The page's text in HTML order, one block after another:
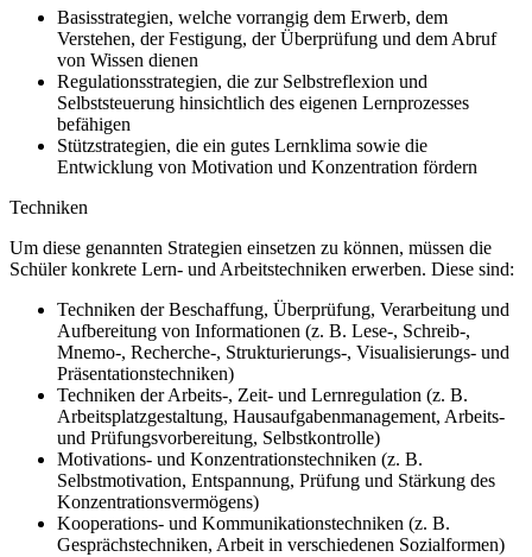
Basisstrategien, welche vorrangig dem Erwerb, dem
Verstehen, der Festigung, der Überprüfung und dem Abruf
von Wissen dienen
Regulationsstrategien, die zur Selbstreflexion und
Selbststeuerung hinsichtlich des eigenen Lernprozesses
befähigen
Stützstrategien, die ein gutes Lernklima sowie die
Entwicklung von Motivation und Konzentration fördern
Techniken
Um diese genannten Strategien einsetzen zu können, müssen die
Schüler konkrete Lern- und Arbeitstechniken erwerben. Diese sind:
Techniken der Beschaffung, Überprüfung, Verarbeitung und
Aufbereitung von Informationen (z. B. Lese-, Schreib-,
Mnemo-, Recherche-, Strukturierungs-, Visualisierungs- und
Präsentationstechniken)
Techniken der Arbeits-, Zeit- und Lernregulation (z. B.
Arbeitsplatzgestaltung, Hausaufgabenmanagement, Arbeits-
und Prüfungsvorbereitung, Selbstkontrolle)
Motivations- und Konzentrationstechniken (z. B.
Selbstmotivation, Entspannung, Prüfung und Stärkung des
Konzentrationsvermögens)
Kooperations- und Kommunikationstechniken (z. B.
Gesprächstechniken, Arbeit in verschiedenen Sozialformen)